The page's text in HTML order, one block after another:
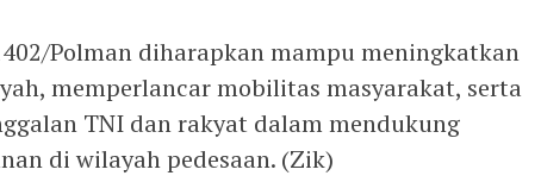
Polman diharapkan mampu meningkatkan
memperlancar mobilitas masyarakat, serta
TNI dan rakyat dalam mendukung
di wilayah pedesaan. (Zik)